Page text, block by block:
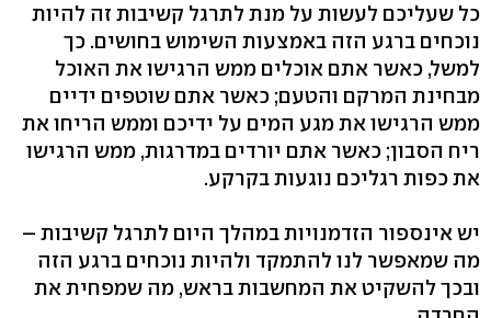
כל שעליכם לעשות על מנת לתרגל קשיבות זה להיות
נוכחים ברגע הזה באמצעות השימוש בחושים. כך
למשל, כאשר אתם אוכלים ממש הרגישו את האוכל
מבחינת המרקם והטעם; כאשר אתם שוטפים ידיים
ממש הרגישו את מגע המים על ידיכם וממש הריחו את
ריח הסבון; כאשר אתם יורדים במדרגות, ממש הרגישו
את כפות רגליכם נוגעות בקרקע.
יש אינספור הזדמנויות במהלך היום לתרגל קשיבות –
מה שמאפשר לנו להתמקד ולהיות נוכחים ברגע הזה
ובכך להשקיט את המחשבות בראש, מה שמפחית את